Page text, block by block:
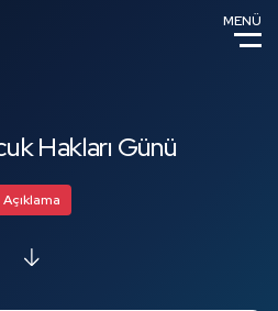
MENÜ
Hakları Günü
Açıklama